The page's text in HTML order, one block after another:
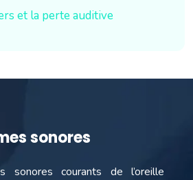
et la perte auditive
sonores
sonores courants de l’oreille